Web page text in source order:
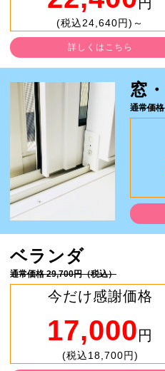
円
(税込24,640円)～
詳しくはこちら
窓
通常価
ベランダ
通常価格 29,700円（税込）
今だけ感謝価格
17,000 円
(税込18,700円)